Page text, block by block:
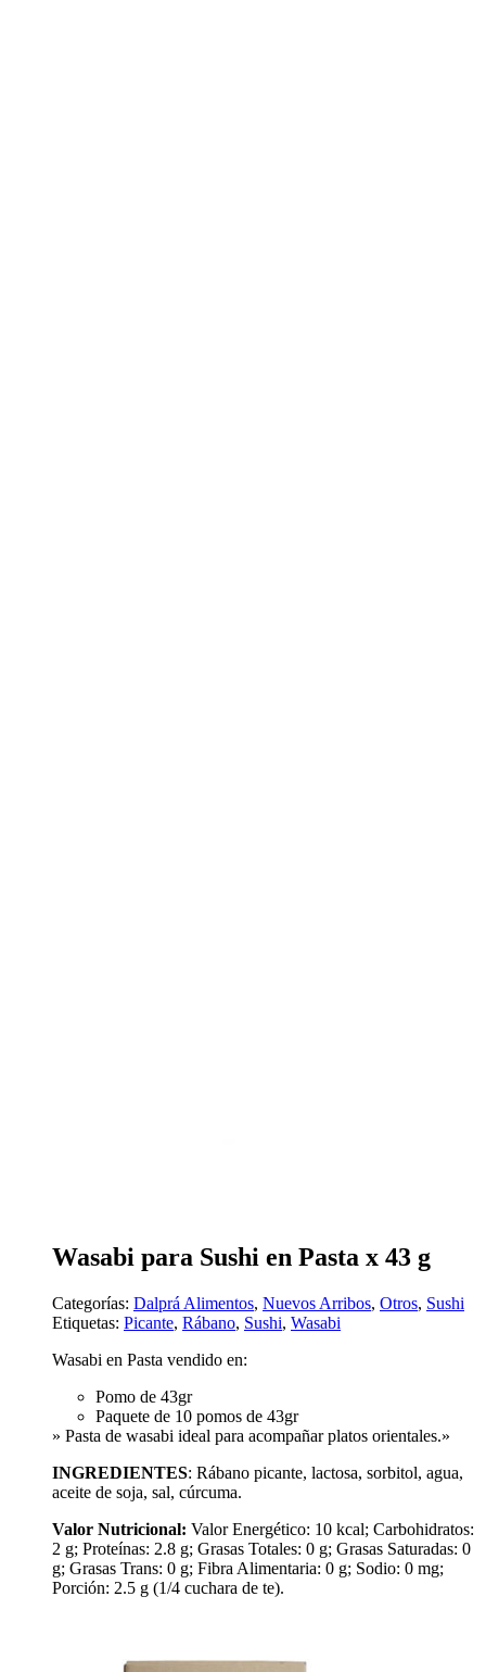
Wasabi para Sushi en Pasta x 43 g
Categorías: Dalprá Alimentos, Nuevos Arribos, Otros, Sushi
Etiquetas: Picante, Rábano, Sushi, Wasabi
Wasabi en Pasta vendido en:
Pomo de 43gr
Paquete de 10 pomos de 43gr
» Pasta de wasabi ideal para acompañar platos orientales.»
INGREDIENTES: Rábano picante, lactosa, sorbitol, agua,
aceite de soja, sal, cúrcuma.
Valor Nutricional: Valor Energético: 10 kcal; Carbohidratos:
2 g; Proteínas: 2.8 g; Grasas Totales: 0 g; Grasas Saturadas: 0
g; Grasas Trans: 0 g; Fibra Alimentaria: 0 g; Sodio: 0 mg;
Porción: 2.5 g (1/4 cuchara de te).